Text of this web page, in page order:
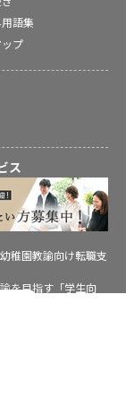
語集
プ
ス
稚園教諭向け転職支
を目指す「学生向